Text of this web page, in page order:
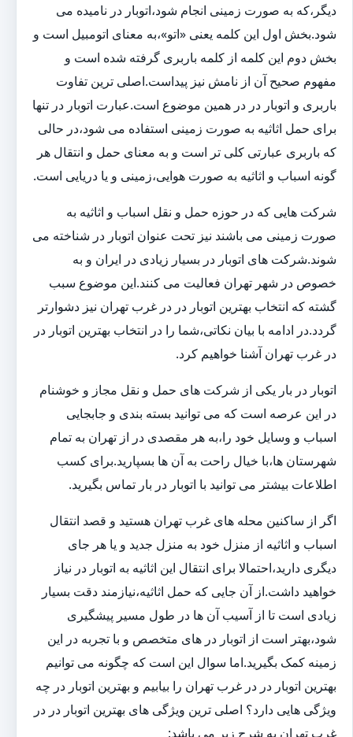
دیگر،که به صورت زمینی انجام شود،اتوبار در نامیده می
شود.بخش اول این کلمه یعنی «اتو»،به معنای اتومبیل است و
بخش دوم این کلمه از کلمه باربری گرفته شده است و
مفهوم صحیح آن از نامش نیز پیداست.اصلی ترین تفاوت
باربری و اتوبار در در همین موضوع است.عبارت اتوبار در تنها
برای حمل اثاثیه به صورت زمینی استفاده می شود،در حالی
که باربری عبارتی کلی تر است و به معنای حمل و انتقال هر
گونه اسباب و اثاثیه به صورت هوایی،زمینی و یا دریایی است.
شرکت هایی که در حوزه حمل و نقل اسباب و اثاثیه به
صورت زمینی می باشند نیز تحت عنوان اتوبار در شناخته می
شوند.شرکت های اتوبار در بسیار زیادی در ایران و به
خصوص در شهر تهران فعالیت می کنند.این موضوع سبب
گشته که انتخاب بهترین اتوبار در در غرب تهران نیز دشوارتر
گردد.در ادامه با بیان نکاتی،شما را در انتخاب بهترین اتوبار در
در غرب تهران آشنا خواهیم کرد.
اتوبار در بار یکی از شرکت های حمل و نقل مجاز و خوشنام
در این عرصه است که می توانید بسته بندی و جابجایی
اسباب و وسایل خود را،به هر مقصدی در از تهران به تمام
شهرستان ها،با خیال راحت به آن ها بسپارید.برای کسب
اطلاعات بیشتر می توانید با اتوبار در بار تماس بگیرید.
اگر از ساکنین محله های غرب تهران هستید و قصد انتقال
اسباب و اثاثیه از منزل خود به منزل جدید و یا هر جای
دیگری دارید،احتمالا برای انتقال این اثاثیه به اتوبار در نیاز
خواهید داشت.از آن جایی که حمل اثاثیه،نیازمند دقت بسیار
زیادی است تا از آسیب آن ها در طول مسیر پیشگیری
شود،بهتر است از اتوبار در های متخصص و با تجربه در این
زمینه کمک بگیرید.اما سوال این است که چگونه می توانیم
بهترین اتوبار در در غرب تهران را بیابیم و بهترین اتوبار در چه
ویژگی هایی دارد؟ اصلی ترین ویژگی های بهترین اتوبار در در
غرب تهران به شرح زیر می باشد: